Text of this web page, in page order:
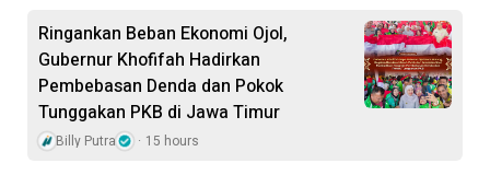
Ringankan Beban Ekonomi Ojol,
Gubernur Khofifah Hadirkan
Pembebasan Denda dan Pokok
Tunggakan PKB di Jawa Timur
Billy Putra 15 hours